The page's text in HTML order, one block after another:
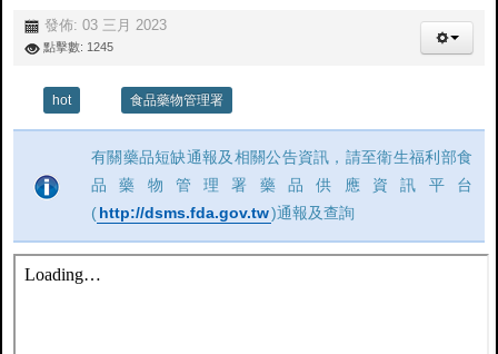
發佈: 03 三月 2023
點擊數: 1245
hot 食品藥物管理署
有關藥品短缺通報及相關公告資訊，請至衛生福利部食
品藥物管理署藥品供應資訊平台
(http://dsms.fda.gov.tw)通報及查詢